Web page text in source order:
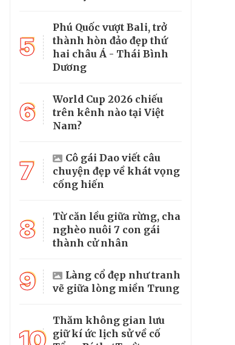
5
Phú Quốc vượt Bali, trở
thành hòn đảo đẹp thứ
hai châu Á - Thái Bình
Dương
6
World Cup 2026 chiếu
trên kênh nào tại Việt
Nam?
7
Cô gái Dao viết câu
chuyện đẹp về khát vọng
cống hiến
8
Từ căn lều giữa rừng, cha
nghèo nuôi 7 con gái
thành cử nhân
9
Làng cổ đẹp như tranh
vẽ giữa lòng miền Trung
Thăm không gian lưu
giữ kí ức lịch sử về cố